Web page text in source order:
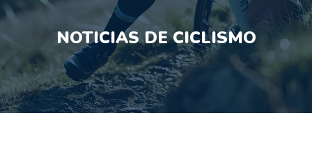
NOTICIAS DE CICLISMO